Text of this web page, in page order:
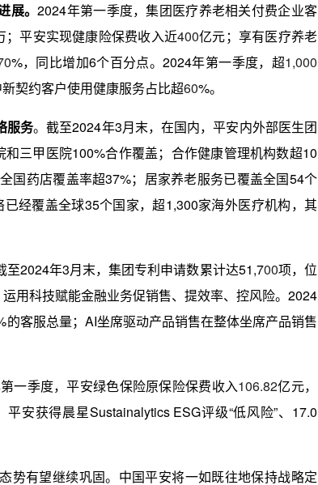
展。2024年第一季度，集团医疗养老相关付费企业客
；平安实现健康险保费收入近400亿元；享有医疗养老
%，同比增加6个百分点。2024年第一季度，超1,000
契约客户使用健康服务占比超60%。
服务。截至2024年3月末，在国内，平安内外部医生团
三甲医院100%合作覆盖；合作健康管理机构数超10
国药店覆盖率超37%；居家养老服务已覆盖全国54个
经覆盖全球35个国家，超1,300家海外医疗机构，其
至2024年3月末，集团专利申请数累计达51,700项，位
用科技赋能金融业务促销售、提效率、控风险。2024
的客服总量；AI坐席驱动产品销售在整体坐席产品销售
一季度，平安绿色保险原保险保费收入106.82亿元，
平安获得晨星Sustainalytics ESG评级“低风险”、17.0
势有望继续巩固。中国平安将一如既往地保持战略定